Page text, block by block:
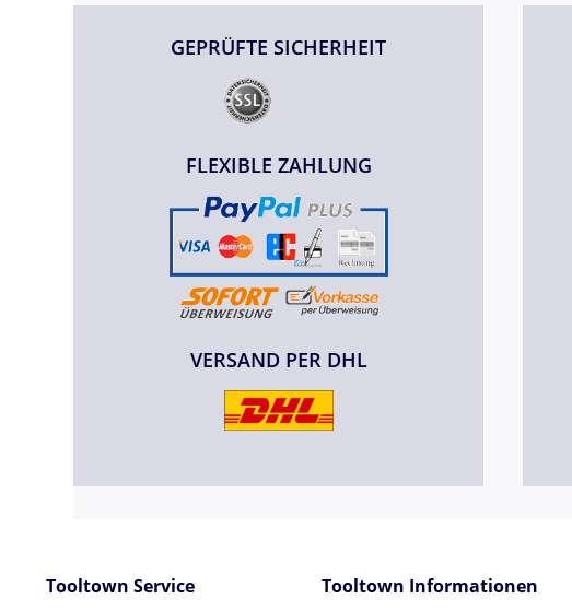
GEPRÜFTE SICHERHEIT
FLEXIBLE ZAHLUNG
VERSAND PER DHL
Tooltown Service Tooltown Informationen